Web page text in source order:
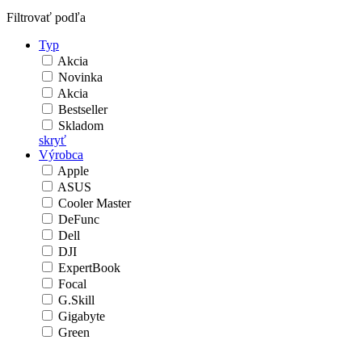
Filtrovať podľa
Typ
Akcia
Novinka
Akcia
Bestseller
Skladom
skryť
Výrobca
Apple
ASUS
Cooler Master
DeFunc
Dell
DJI
ExpertBook
Focal
G.Skill
Gigabyte
Green